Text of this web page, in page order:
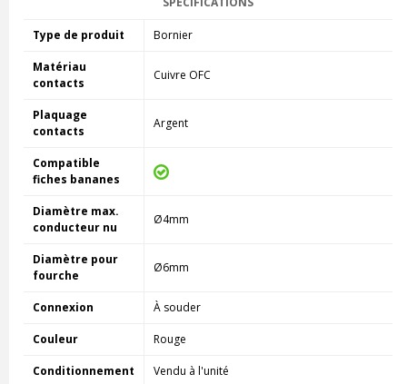
Type de produit Bornier
Matériau
contacts
Cuivre OFC
Plaquage
contacts
Argent
Compatible
fiches bananes
Diamètre max.
conducteur nu
Ø4mm
Diamètre pour
fourche
Ø6mm
Connexion À souder
Couleur Rouge
Conditionnement Vendu à l'unité